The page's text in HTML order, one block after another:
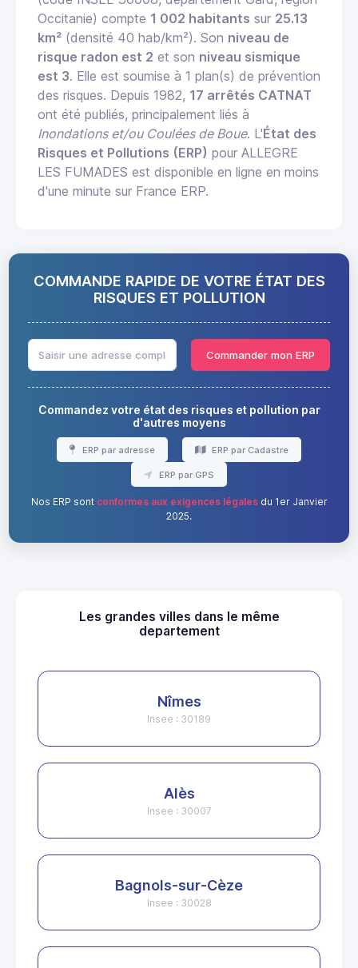
Occitanie) compte 1 002 habitants sur 25.13
km² (densité 40 hab/km²). Son niveau de
risque radon est 2 et son niveau sismique
est 3. Elle est soumise à 1 plan(s) de prévention
des risques. Depuis 1982, 17 arrêtés CATNAT
ont été publiés, principalement liés à
Inondations et/ou Coulées de Boue. L'État des
Risques et Pollutions (ERP) pour ALLEGRE
LES FUMADES est disponible en ligne en moins
d'une minute sur France ERP.
COMMANDE RAPIDE DE VOTRE ÉTAT DES
RISQUES ET POLLUTION
Commander mon ERP
Commandez votre état des risques et pollution par
d'autres moyens
ERP par adresse ERP par Cadastre
ERP par GPS
Nos ERP sont conformes aux exigences légalesdu 1er Janvier
2025.
Les grandes villes dans le même
departement
Nîmes
Insee : 30189
Alès
Insee : 30007
Bagnols-sur-Cèze
Insee : 30028